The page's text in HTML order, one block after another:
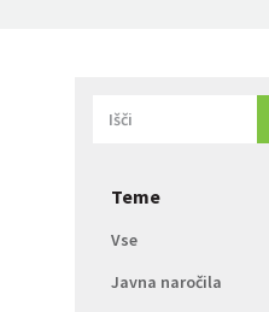
Teme
Vse
Javna naročila